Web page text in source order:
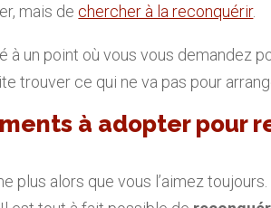
mais de chercher à la reconquérir.
à un point où vous vous demandez
trouver ce qui ne va pas pour
à adopter pour
plus alors que vous l’aimez